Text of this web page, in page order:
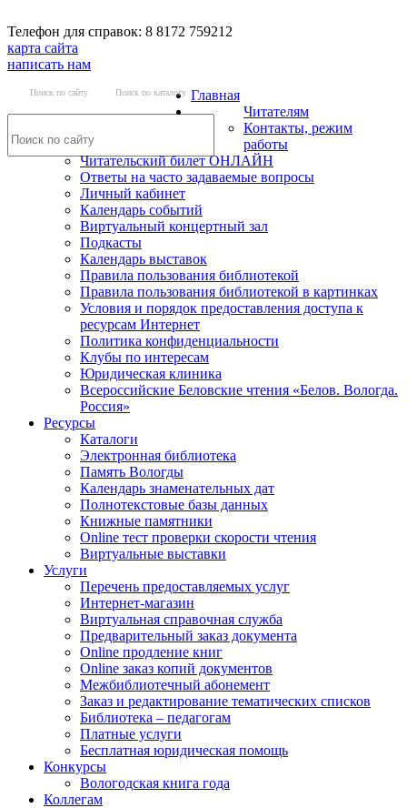
Телефон для справок: 8 8172 759212
карта сайта
написать нам
Поиск по сайту Поиск по каталогу Главная
Читателям
Контакты, режим
работы
Читательский билет ОНЛАЙН
Ответы на часто задаваемые вопросы
Личный кабинет
Календарь событий
Виртуальный концертный зал
Подкасты
Календарь выставок
Правила пользования библиотекой
Правила пользования библиотекой в картинках
Условия и порядок предоставления доступа к
ресурсам Интернет
Политика конфиденциальности
Клубы по интересам
Юридическая клиника
Всероссийские Беловские чтения «Белов. Вологда.
Россия»
Ресурсы
Каталоги
Электронная библиотека
Память Вологды
Календарь знаменательных дат
Полнотекстовые базы данных
Книжные памятники
Online тест проверки скорости чтения
Виртуальные выставки
Услуги
Перечень предоставляемых услуг
Интернет-магазин
Виртуальная справочная служба
Предварительный заказ документа
Online продление книг
Online заказ копий документов
Межбиблиотечный абонемент
Заказ и редактирование тематических списков
Библиотека – педагогам
Платные услуги
Бесплатная юридическая помощь
Конкурсы
Вологодская книга года
Коллегам